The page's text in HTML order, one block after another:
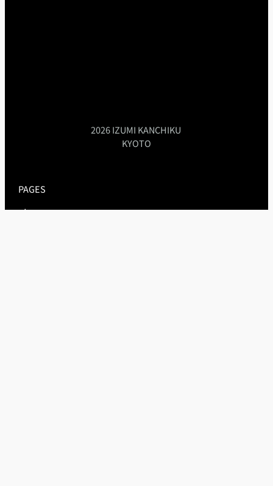
2026 IZUMI KANCHIKU
KYOTO
PAGES
about